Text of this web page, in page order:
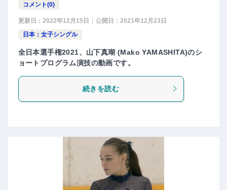
コメント(0)
更新日： 2022年12月15日 公開日： 2021年12月23日
日本：女子シングル
全日本選手権2021、山下真瑚 (Mako YAMASHITA)のシ
ョートプログラム演技の動画です。
続きを読む